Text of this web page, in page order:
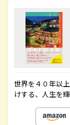
世界を４０年以
けする、人生を